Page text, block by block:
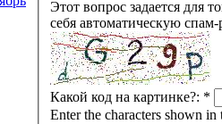
Этот вопрос задается для того, чтобы
себя автоматическую спам-
Какой код на картинке?: *
Enter the characters shown in